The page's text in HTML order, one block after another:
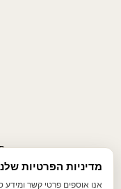
מדיניות הפרטיות
אנו אוספים פרטי קשר ומידע